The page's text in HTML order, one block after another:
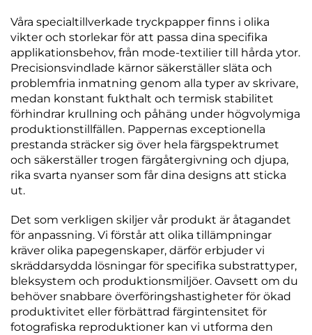
Våra specialtillverkade tryckpapper finns i olika
vikter och storlekar för att passa dina specifika
applikationsbehov, från mode-textilier till hårda ytor.
Precisionsvindlade kärnor säkerställer släta och
problemfria inmatning genom alla typer av skrivare,
medan konstant fukthalt och termisk stabilitet
förhindrar krullning och påhäng under högvolymiga
produktionstillfällen. Pappernas exceptionella
prestanda sträcker sig över hela färgspektrumet
och säkerställer trogen färgåtergivning och djupa,
rika svarta nyanser som får dina designs att sticka
ut.
Det som verkligen skiljer vår produkt är åtagandet
för anpassning. Vi förstår att olika tillämpningar
kräver olika papegenskaper, därför erbjuder vi
skräddarsydda lösningar för specifika substrattyper,
bleksystem och produktionsmiljöer. Oavsett om du
behöver snabbare överföringshastigheter för ökad
produktivitet eller förbättrad färgintensitet för
fotografiska reproduktioner kan vi utforma den